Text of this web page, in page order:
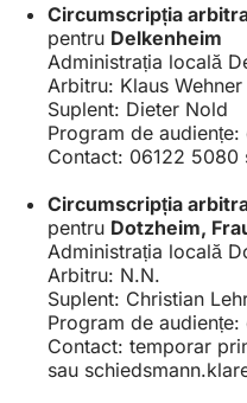
Circumscripția
pentru Delkenheim
Administrația locală
Arbitru: Klaus Wehner
Suplent: Dieter Nold
Program de
Contact: 06122 5080
Circumscripția
pentru Dotzheim,
Administrația locală
Arbitru: N.N.
Suplent: Christian
Program de
Contact: temporar
sau